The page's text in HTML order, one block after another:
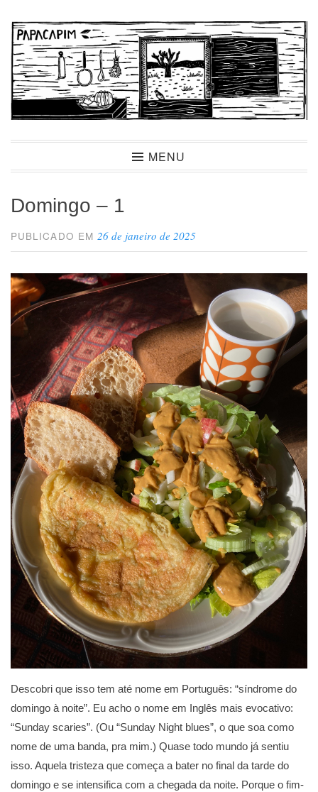
para
conteúdo
PapacapimMENU
Domingo – 1
PUBLICADO EM 26 de janeiro de 2025
Descobri que isso tem até nome em Português: “síndrome do
domingo à noite”. Eu acho o nome em Inglês mais evocativo:
“Sunday scaries”. (Ou “Sunday Night blues”, o que soa como
nome de uma banda, pra mim.) Quase todo mundo já sentiu
isso. Aquela tristeza que começa a bater no final da tarde do
domingo e se intensifica com a chegada da noite. Porque o fim-